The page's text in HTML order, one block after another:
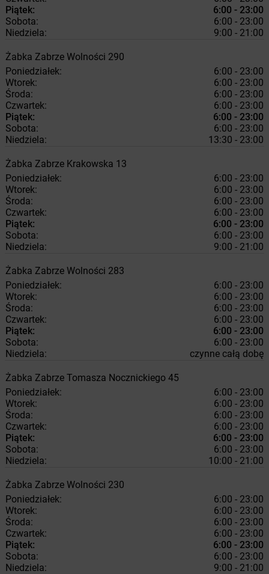
Piątek:
6:00 - 23:00
Sobota:
6:00 - 23:00
Niedziela:
9:00 - 21:00
Żabka Zabrze Wolności 290
Poniedziałek:
6:00 - 23:00
Wtorek:
6:00 - 23:00
Środa:
6:00 - 23:00
Czwartek:
6:00 - 23:00
Piątek:
6:00 - 23:00
Sobota:
6:00 - 23:00
Niedziela:
13:30 - 23:00
Żabka Zabrze Krakowska 13
Poniedziałek:
6:00 - 23:00
Wtorek:
6:00 - 23:00
Środa:
6:00 - 23:00
Czwartek:
6:00 - 23:00
Piątek:
6:00 - 23:00
Sobota:
6:00 - 23:00
Niedziela:
9:00 - 21:00
Żabka Zabrze Wolności 283
Poniedziałek:
6:00 - 23:00
Wtorek:
6:00 - 23:00
Środa:
6:00 - 23:00
Czwartek:
6:00 - 23:00
Piątek:
6:00 - 23:00
Sobota:
6:00 - 23:00
Niedziela:
czynne całą dobę
Żabka Zabrze Tomasza Nocznickiego 45
Poniedziałek:
6:00 - 23:00
Wtorek:
6:00 - 23:00
Środa:
6:00 - 23:00
Czwartek:
6:00 - 23:00
Piątek:
6:00 - 23:00
Sobota:
6:00 - 23:00
Niedziela:
10:00 - 21:00
Żabka Zabrze Wolności 230
Poniedziałek:
6:00 - 23:00
Wtorek:
6:00 - 23:00
Środa:
6:00 - 23:00
Czwartek:
6:00 - 23:00
Piątek:
6:00 - 23:00
Sobota:
6:00 - 23:00
Niedziela:
9:00 - 21:00